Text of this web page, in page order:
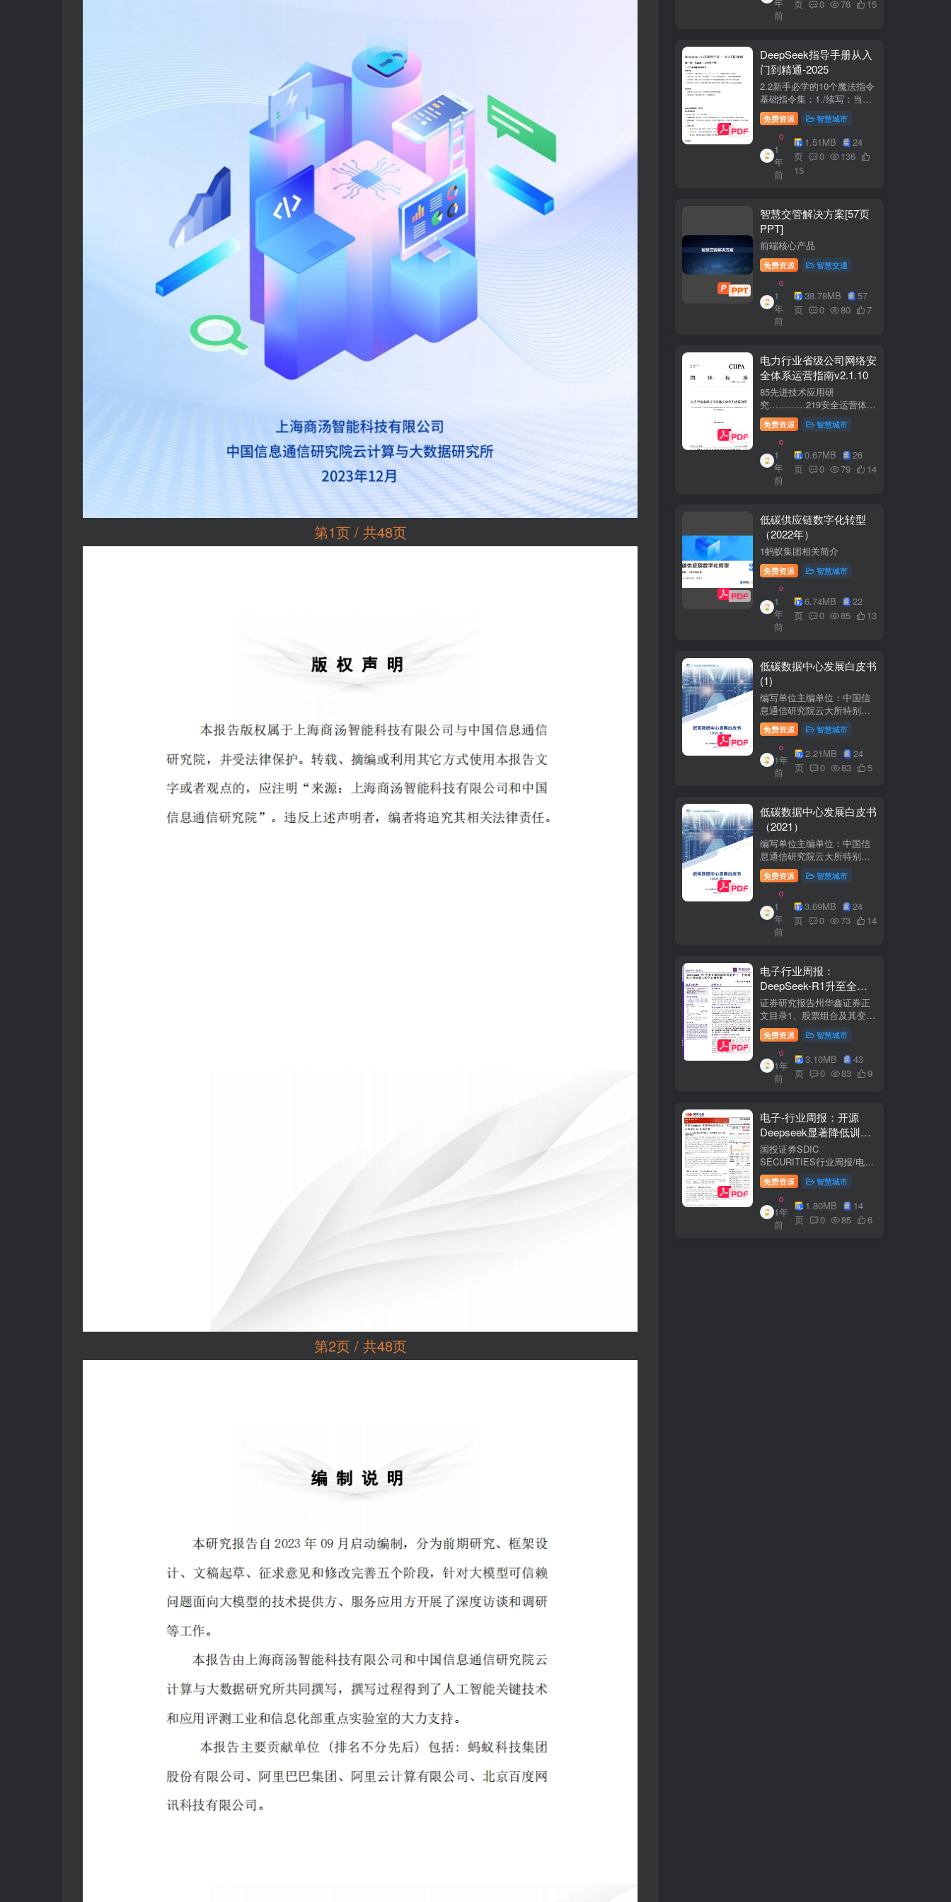
第1页 / 共48页
第2页 / 共48页
+医疗企业案例分析5中国互
联网+医疗...
年
前
页 0 76 15
DeepSeek指导手册从入
门到精通-2025
2.2新手必学的10个魔法指令
基础指令集：1./续写：当回
答中断时自动继续生成2./简
化：将复杂内容转换成大白
话3./示例：要求展示实际案
例（特别是写代码时）4./步
骤：让AI分步骤指导操作流
程5./检...
免费资源 智慧城市
1
年
前
1.51MB
24
页
0
136
15
智慧交管解决方案[57页
PPT]
前端核心产品
免费资源 智慧交通
1
年
前
38.78MB
57
页
0 80 7
电力行业省级公司网络安
全体系运营指南v2.1.10
85先进技术应用研
究…………219安全运营体
系……2291网络安全运
营..2292业务安全运
营.......249.3网络与业务安全
联动.·26
免费资源 智慧城市
1
年
前
0.67MB
26
页
0 79 14
低碳供应链数字化转型
（2022年）
1蚂蚁集团相关简介
免费资源 智慧城市
1
年
前
6.74MB
22
页
0 85 13
低碳数据中心发展白皮书
(1)
编写单位主编单位：中国信
息通信研究院云大所特别鸣
谢：百度、阿里巴巴、腾
讯、中金数据、秦淮数据、
万国数据、河北省凤凰谷零
碳发展研究院、绿色和平等
单位的大力支持。
免费资源 智慧城市
1年
前
2.21MB
24
页
0 83 5
低碳数据中心发展白皮书
（2021）
编写单位主编单位：中国信
息通信研究院云大所特别鸣
谢：百度、阿里巴巴、腾
讯、中金数据、秦准数据、
万国数据、河北省凤凰谷零
碳发展研究院、绿色和平等
单位的大力支持。
免费资源 智慧城市
1
年
前
3.69MB
24
页
0 73 14
电子行业周报：
DeepSeek-R1升至全球
风格控制类第一，宇树推
出人形机器人首个应用方
案
证券研究报告州华鑫证券正
文目录1、股票组合及其变
化.51.1、本周重点推荐及推
荐组...51.2、海外龙头一
览。62、周度行情分析及展
望.…82.1、周涨幅排行…
2.2、行业重点公司估值水平
免费资源 智慧城市
1年
前
3.10MB
43
页
0 83 9
电子-行业周报：开源
Deepseek显著降低训练
成本，关注推理与AI终端
进展
国投证券SDIC
SECURITIES行业周报/电于
目内容目录1.本周新闻一
览.42.行业数据跟踪.…62.1.
半导体：半导体行业：两大
收购事件来袭...62.2.SiC:8家
碳化硅相关企业完成融
免费资源 智慧城市
1年
前
1.80MB
14
页
0 85 6